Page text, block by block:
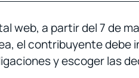
web, a partir del 7 de
el contribuyente debe
y escoger las